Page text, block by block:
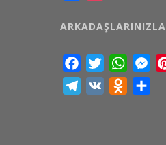
FacebookTwitter
Telegram
VK